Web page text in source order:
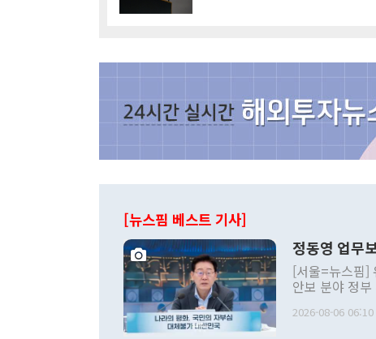
[뉴스핌 베스트 기사]
정동영 업무
[서울=뉴스핌]
안보 분야 정
발언 중에는 정
2026-08-06 06:10